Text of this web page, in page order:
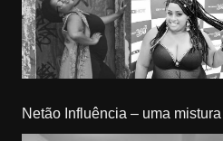
Netão Influência – uma